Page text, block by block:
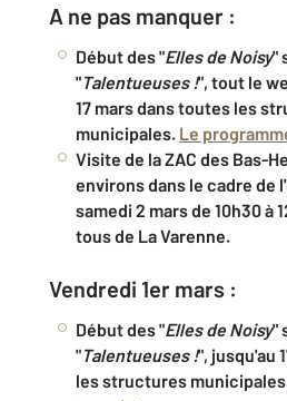
A ne pas manquer :
Début des "Elles de Noisy"
"Talentueuses !", tout le
17 mars dans toutes les
municipales. Le
Visite de la ZAC des Bas-
environs dans le cadre de
samedi 2 mars de 10h30 à
tous de La Varenne.
Vendredi 1er mars :
Début des "Elles de Noisy"
"Talentueuses !", jusqu'au
les structures